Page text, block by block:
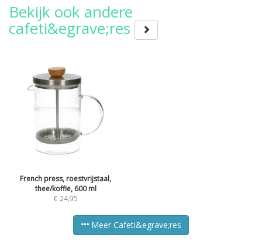
Bekijk ook andere
cafeti&egrave;res
French press, roestvrijstaal,
thee/koffie, 600 ml
€24,95
Meer Cafeti&egrave;res